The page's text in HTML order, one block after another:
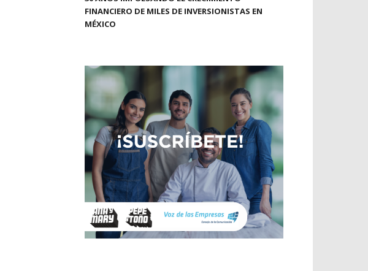
FINANCIERO DE MILES DE INVERSIONISTAS EN
MÉXICO